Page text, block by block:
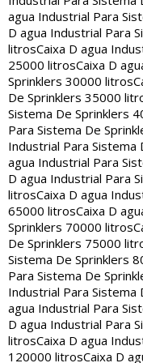
agua Industrial Para
D agua Industrial Para
litrosCaixa D agua
25000 litrosCaixa D
Sprinklers 30000 litros
De Sprinklers 35000
Sistema De Sprinklers
Para Sistema De
Industrial Para
agua Industrial Para
D agua Industrial Para
litrosCaixa D agua
65000 litrosCaixa D
Sprinklers 70000 litros
De Sprinklers 75000
Sistema De Sprinklers
Para Sistema De
Industrial Para
agua Industrial Para
D agua Industrial Para
litrosCaixa D agua
120000 litrosCaixa D